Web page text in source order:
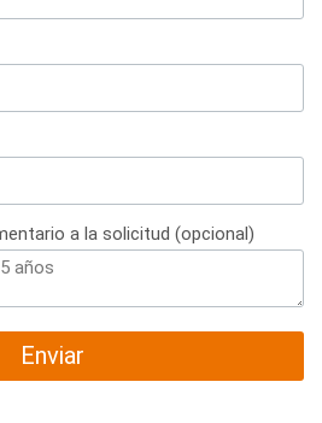
a la solicitud (opcional)
Enviar